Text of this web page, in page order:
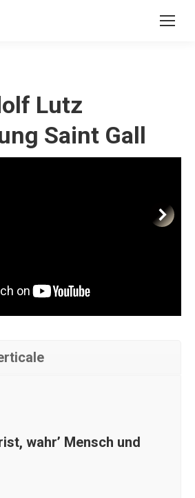
Lutz
Saint Gall
wahr’ Mensch und